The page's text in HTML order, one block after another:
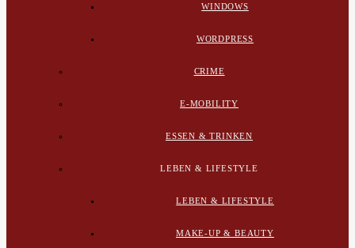
WINDOWS
WORDPRESS
CRIME
E-MOBILITY
ESSEN & TRINKEN
LEBEN & LIFESTYLE
LEBEN & LIFESTYLE
MAKE-UP & BEAUTY